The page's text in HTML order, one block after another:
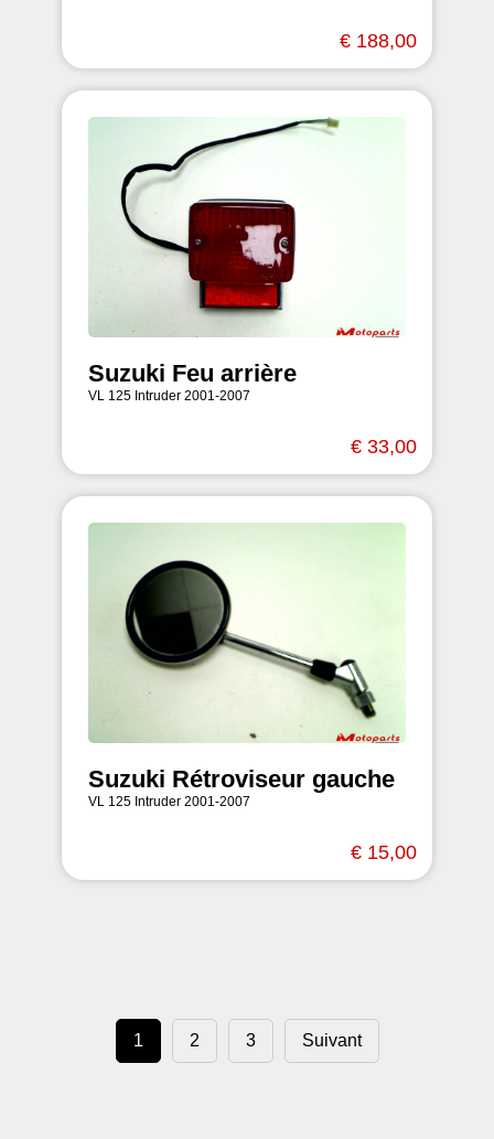
€ 188,00
Suzuki Feu arrière
VL 125 Intruder 2001-2007
€ 33,00
Suzuki Rétroviseur gauche
VL 125 Intruder 2001-2007
€ 15,00
1 2 3 Suivant